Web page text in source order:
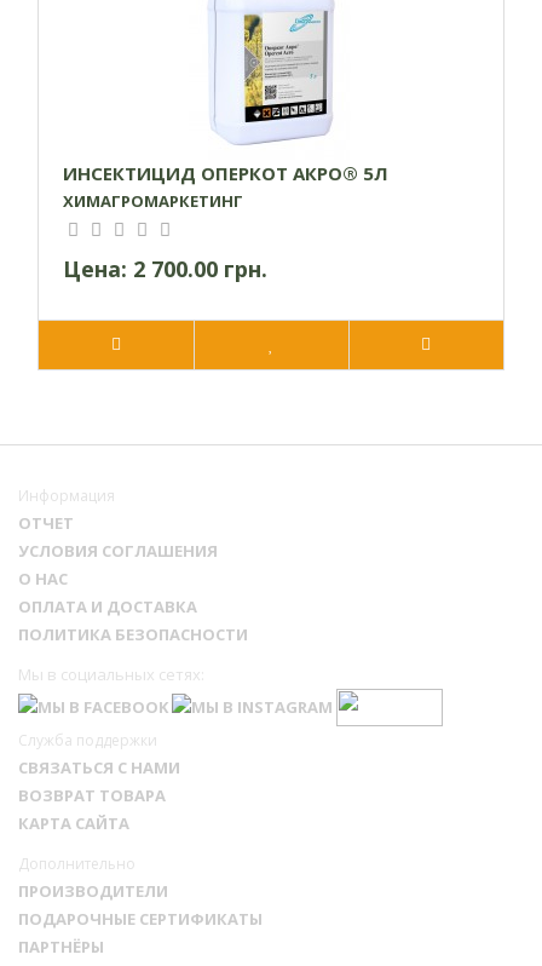
ИНСЕКТИЦИД ОПЕРКОТ АКРО® 5Л
ХИМАГРОМАРКЕТИНГ
Цена: 2 700.00 грн.
Информация
ОТЧЕТ
УСЛОВИЯ СОГЛАШЕНИЯ
О НАС
ОПЛАТА И ДОСТАВКА
ПОЛИТИКА БЕЗОПАСНОСТИ
Мы в социальных сетях:
Служба поддержки
СВЯЗАТЬСЯ С НАМИ
ВОЗВРАТ ТОВАРА
КАРТА САЙТА
Дополнительно
ПРОИЗВОДИТЕЛИ
ПОДАРОЧНЫЕ СЕРТИФИКАТЫ
ПАРТНЁРЫ